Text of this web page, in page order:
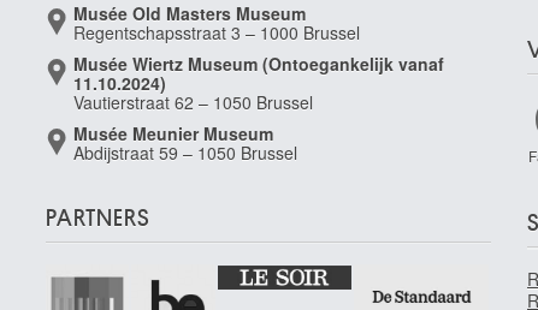
Musée Old Masters Museum
Regentschapsstraat 3 – 1000 Brussel
Musée Wiertz Museum (Ontoegankelijk vanaf
11.10.2024)
Vautierstraat 62 – 1050 Brussel
Musée Meunier Museum
Abdijstraat 59 – 1050 Brussel
PARTNERS